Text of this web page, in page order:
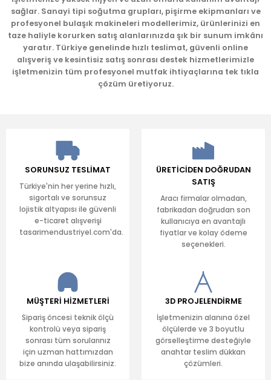
sağlar. Sanayi tipi soğutma grupları, pişirme ekipmanları ve
profesyonel bulaşık makineleri modellerimiz, ürünlerinizi en
taze haliyle korurken satış alanlarınızda şık bir sunum imkânı
yaratır. Türkiye genelinde hızlı teslimat, güvenli online
alışveriş ve kesintisiz satış sonrası destek hizmetlerimizle
işletmenizin tüm profesyonel mutfak ihtiyaçlarına tek tıkla
çözüm üretiyoruz.
SORUNSUZ TESLİMAT
Türkiye'nin her yerine hızlı,
sigortalı ve sorunsuz
lojistik altyapısı ile güvenli
e-ticaret alışverişi
tasarimendustriyel.com'da.
ÜRETİCİDEN DOĞRUDAN
SATIŞ
Aracı firmalar olmadan,
fabrikadan doğrudan son
kullanıcıya en avantajlı
fiyatlar ve kolay ödeme
seçenekleri.
MÜŞTERİ HİZMETLERİ
Sipariş öncesi teknik ölçü
kontrolü veya sipariş
sonrası tüm sorularınız
için uzman hattımızdan
bize anında ulaşabilirsiniz.
3D PROJELENDİRME
İşletmenizin alanına özel
ölçülerde ve 3 boyutlu
görselleştirme desteğiyle
anahtar teslim dükkan
çözümleri.